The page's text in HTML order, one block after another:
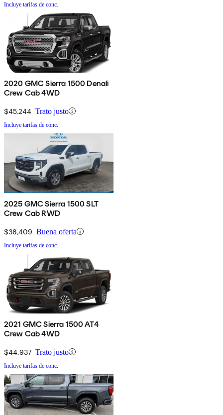
Incluye tarifas de conc.
2020 GMC Sierra 1500 Denali
Crew Cab 4WD
$45,244 Trato justo
Incluye tarifas de conc.
2025 GMC Sierra 1500 SLT
Crew Cab RWD
$38,409 Buena oferta
Incluye tarifas de conc.
2021 GMC Sierra 1500 AT4
Crew Cab 4WD
$44,937 Trato justo
Incluye tarifas de conc.